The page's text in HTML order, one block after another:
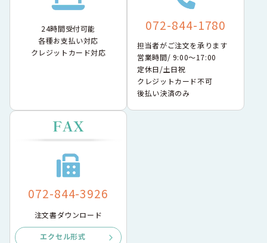
24時間受付可能
各種お支払い対応
クレジットカード対応
072-844-1780
担当者がご注文を承ります
営業時間/ 9:00〜17:00
定休日/土日祝
クレジットカード不可
後払い決済のみ
072-844-3926
注文書ダウンロード
エクセル形式